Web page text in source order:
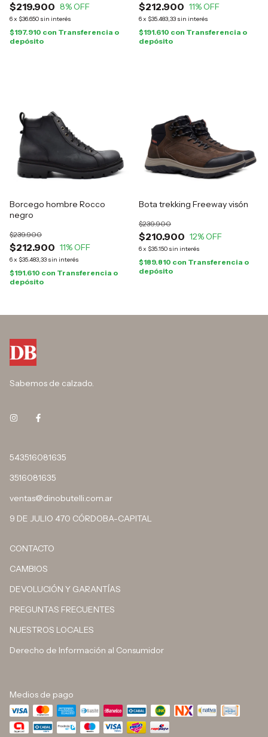
$219.900 8% OFF
6x $36.650 sin interés
$197.910 con Transferencia o
depósito
$212.900 11% OFF
6x $35.483,33 sin interés
$191.610 con Transferencia o
depósito
Borcego hombre Rocco
negro
$212.900
$239.900
11% OFF
6x $35.483,33 sin interés
$191.610 con Transferencia o
depósito
Bota trekking Freeway visón
$210.900
$239.900
12% OFF
6x $35.150 sin interés
$189.810 con Transferencia o
depósito
Sabemos de calzado.
543516081635
3516081635
ventas@dinobutelli.com.ar
9 DE JULIO 470 CÓRDOBA-CAPITAL
CONTACTO
CAMBIOS
DEVOLUCIÓN Y GARANTÍAS
PREGUNTAS FRECUENTES
NUESTROS LOCALES
Derecho de Información al Consumidor
Medios de pago